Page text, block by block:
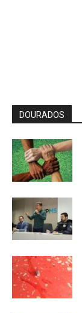
DOURADOS